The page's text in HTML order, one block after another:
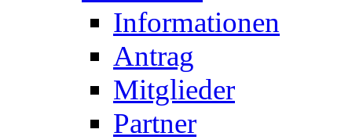
Informationen
Antrag
Mitglieder
Partner